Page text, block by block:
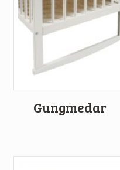
Gungmedar